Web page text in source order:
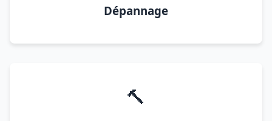
Dépannage
🔨